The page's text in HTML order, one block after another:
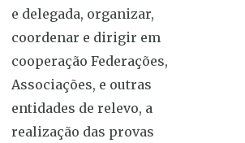
e delegada, organizar,
coordenar e dirigir em
cooperação Federações,
Associações, e outras
entidades de relevo, a
realização das provas